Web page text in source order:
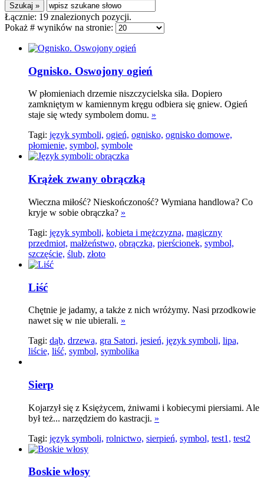
Łącznie: 19 znalezionych pozycji.
Pokaż # wyników na stronie:
Ognisko. Oswojony ogień
W płomieniach drzemie niszczycielska siła. Dopiero
zamkniętym w kamiennym kręgu odbiera się gniew. Ogień
staje się wtedy symbolem domu. »
Tagi: język symboli, ogień, ognisko, ognisko domowe,
płomienie, symbol, symbole
Krążek zwany obrączką
Wieczna miłość? Nieskończoność? Wymiana handlowa? Co
kryje w sobie obrączka? »
Tagi: język symboli, kobieta i mężczyzna, magiczny
przedmiot, małżeństwo, obrączka, pierścionek, symbol,
szczęście, ślub, złoto
Liść
Chętnie je jadamy, a także z nich wróżymy. Nasi przodkowie
nawet się w nie ubierali. »
Tagi: dąb, drzewa, gra Satori, jesień, język symboli, lipa,
liście, liść, symbol, symbolika
Sierp
Kojarzył się z Księżycem, żniwami i kobiecymi piersiami. Ale
był też... narzędziem do kastracji. »
Tagi: język symboli, rolnictwo, sierpień, symbol, test1, test2
Boskie włosy